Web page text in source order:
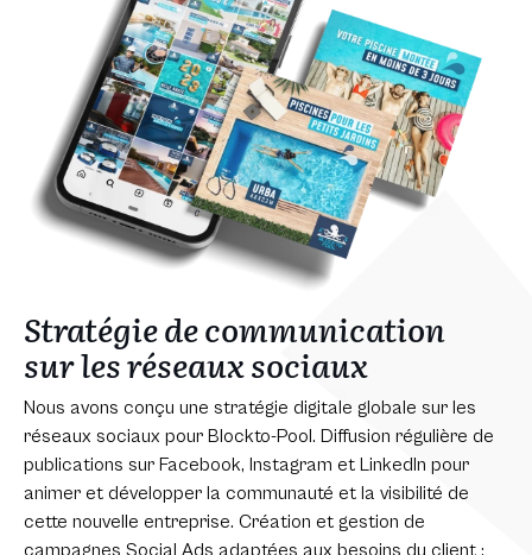
Stratégie de communication
sur les réseaux sociaux
Nous avons conçu une stratégie digitale globale sur les
réseaux sociaux pour Blockto-Pool. Diffusion régulière de
publications sur Facebook, Instagram et LinkedIn pour
animer et développer la communauté et la visibilité de
cette nouvelle entreprise. Création et gestion de
campagnes Social Ads adaptées aux besoins du client :